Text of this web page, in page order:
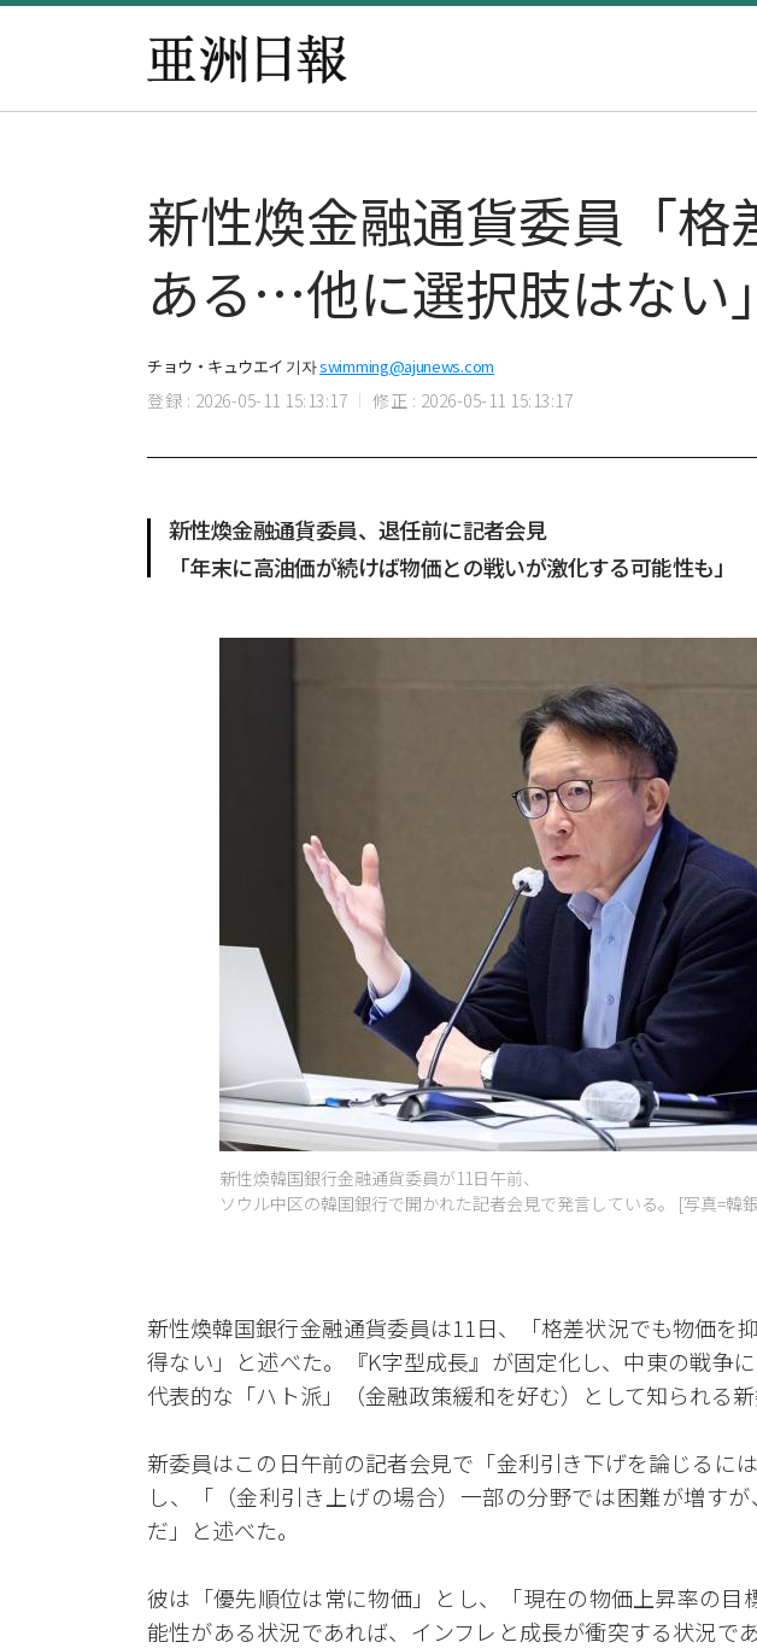
新性煥金融通貨委員「
ある…他に選択肢はない」
チョウ・キュウエイ 기자swimming@ajunews.com
登録 : 2026-05-11 15:13:17 修正 : 2026-05-11 15:13:17
新性煥金融通貨委員、退任前に記者会見
「年末に高油価が続けば物価との戦いが激化する可能性も」
新性煥韓国銀行金融通貨委員が11日午前、
ソウル中区の韓国銀行で開かれた記者会見で発言している。 [写真=韓
新性煥韓国銀行金融通貨委員は11日、「格差状況でも物価を
得ない」と述べた。『K字型成長』が固定化し、中東の戦争
代表的な「ハト派」（金融政策緩和を好む）として知られる
新委員はこの日午前の記者会見で「金利引き下げを論じるに
し、「（金利引き上げの場合）一部の分野では困難が増す
だ」と述べた。
彼は「優先順位は常に物価」とし、「現在の物価上昇率の目
能性がある状況であれば、インフレと成長が衝突する状況で